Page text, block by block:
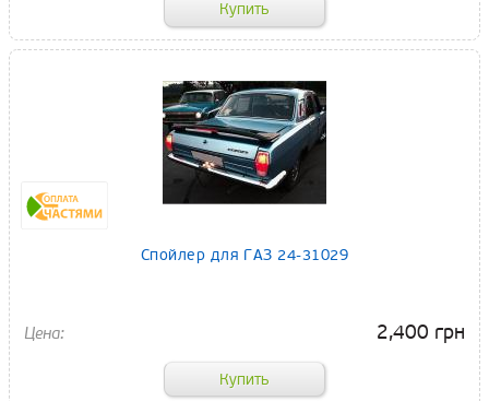
Спойлер для ГАЗ 24-31029
2,400 грн